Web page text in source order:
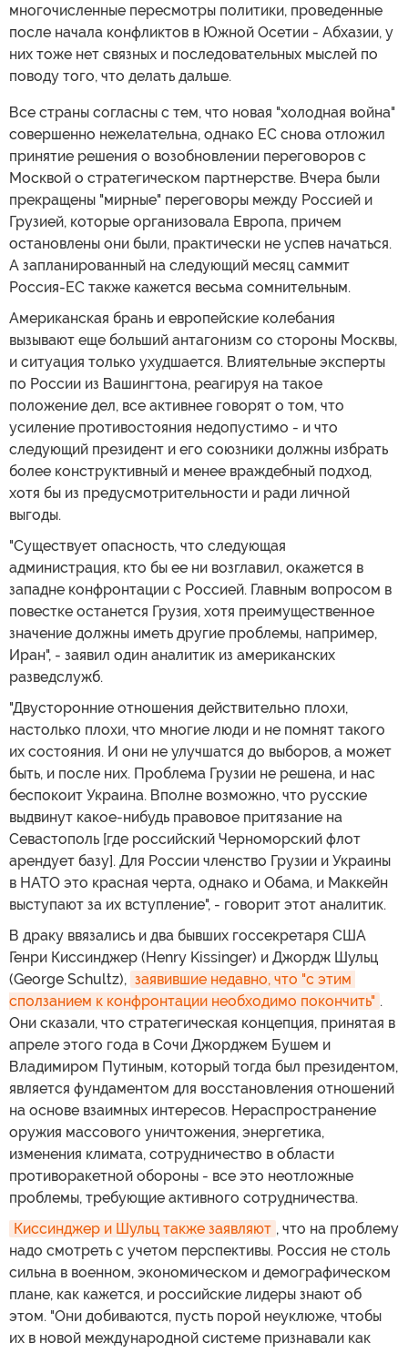
многочисленные пересмотры политики, проведенные
после начала конфликтов в Южной Осетии - Абхазии, у
них тоже нет связных и последовательных мыслей по
поводу того, что делать дальше.
Все страны согласны с тем, что новая "холодная война"
совершенно нежелательна, однако ЕС снова отложил
принятие решения о возобновлении переговоров с
Москвой о стратегическом партнерстве. Вчера были
прекращены "мирные" переговоры между Россией и
Грузией, которые организовала Европа, причем
остановлены они были, практически не успев начаться.
А запланированный на следующий месяц саммит
Россия-ЕС также кажется весьма сомнительным.
Американская брань и европейские колебания
вызывают еще больший антагонизм со стороны Москвы,
и ситуация только ухудшается. Влиятельные эксперты
по России из Вашингтона, реагируя на такое
положение дел, все активнее говорят о том, что
усиление противостояния недопустимо - и что
следующий президент и его союзники должны избрать
более конструктивный и менее враждебный подход,
хотя бы из предусмотрительности и ради личной
выгоды.
"Существует опасность, что следующая
администрация, кто бы ее ни возглавил, окажется в
западне конфронтации с Россией. Главным вопросом в
повестке останется Грузия, хотя преимущественное
значение должны иметь другие проблемы, например,
Иран", - заявил один аналитик из американских
разведслужб.
"Двусторонние отношения действительно плохи,
настолько плохи, что многие люди и не помнят такого
их состояния. И они не улучшатся до выборов, а может
быть, и после них. Проблема Грузии не решена, и нас
беспокоит Украина. Вполне возможно, что русские
выдвинут какое-нибудь правовое притязание на
Севастополь [где российский Черноморский флот
арендует базу]. Для России членство Грузии и Украины
в НАТО это красная черта, однако и Обама, и Маккейн
выступают за их вступление", - говорит этот аналитик.
В драку ввязались и два бывших госсекретаря США
Генри Киссинджер (Henry Kissinger) и Джордж Шульц
(George Schultz), заявившие недавно, что "с этим
сползанием к конфронтации необходимо покончить" .
Они сказали, что стратегическая концепция, принятая в
апреле этого года в Сочи Джорджем Бушем и
Владимиром Путиным, который тогда был президентом,
является фундаментом для восстановления отношений
на основе взаимных интересов. Нераспространение
оружия массового уничтожения, энергетика,
изменения климата, сотрудничество в области
противоракетной обороны - все это неотложные
проблемы, требующие активного сотрудничества.
Киссинджер и Шульц также заявляют , что на проблему
надо смотреть с учетом перспективы. Россия не столь
сильна в военном, экономическом и демографическом
плане, как кажется, и российские лидеры знают об
этом. "Они добиваются, пусть порой неуклюже, чтобы
их в новой международной системе признавали как